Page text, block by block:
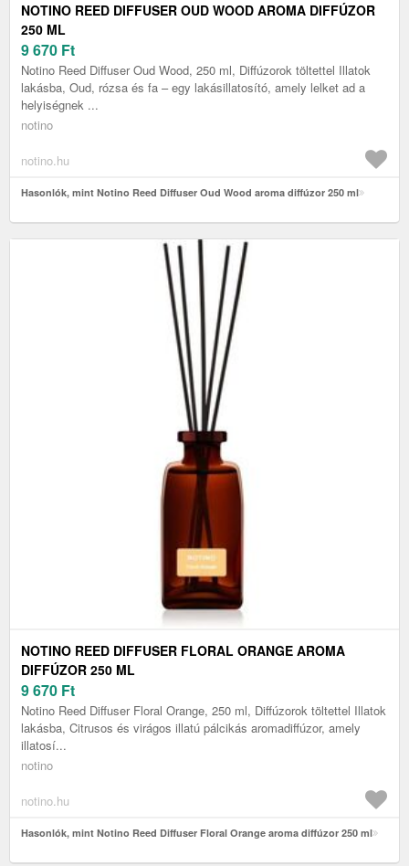
NOTINO REED DIFFUSER OUD WOOD AROMA DIFFÚZOR
250 ML
9 670 Ft
Notino Reed Diffuser Oud Wood, 250 ml, Diffúzorok töltettel Illatok
lakásba, Oud, rózsa és fa – egy lakásillatosító, amely lelket ad a
helyiségnek ...
notino
notino.hu
Hasonlók, mint Notino Reed Diffuser Oud Wood aroma diffúzor 250 ml
NOTINO REED DIFFUSER FLORAL ORANGE AROMA
DIFFÚZOR 250 ML
9 670 Ft
Notino Reed Diffuser Floral Orange, 250 ml, Diffúzorok töltettel Illatok
lakásba, Citrusos és virágos illatú pálcikás aromadiffúzor, amely
illatosí...
notino
notino.hu
Hasonlók, mint Notino Reed Diffuser Floral Orange aroma diffúzor 250 ml